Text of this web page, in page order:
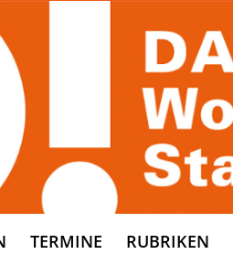
TERMINE RUBRIKEN